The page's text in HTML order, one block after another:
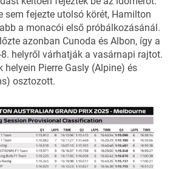
sem fejezte utolsó körét, Hamilton
a monacói első próbálkozásánál.
azonban Cunoda és Albon, így a
helyről várhatják a vasárnapi rajtot.
helyein Pierre Gasly (Alpine) és
osztozott.